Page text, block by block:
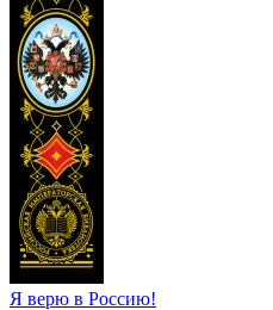
Я верю в Россию!